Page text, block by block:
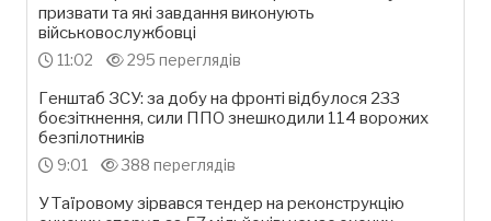
призвати та які завдання виконують
військовослужбовці
11:02 295 переглядів
Генштаб ЗСУ: за добу на фронті відбулося 233
боєзіткнення, сили ППО знешкодили 114 ворожих
безпілотників
9:01 388 переглядів
У Таїровому зірвався тендер на реконструкцію